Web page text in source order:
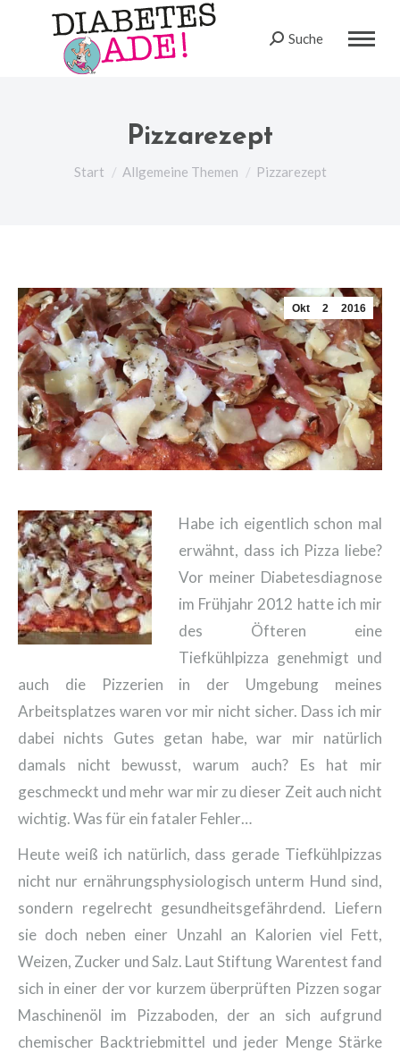
Search:
Suche
Pizzarezept
Sie befinden sich hier:
Start Allgemeine Themen Pizzarezept
Okt 2 2016
Habe ich eigentlich schon mal
erwähnt, dass ich Pizza liebe?
Vor meiner Diabetesdiagnose
im Frühjahr 2012 hatte ich mir
des Öfteren eine
Tiefkühlpizza genehmigt und
auch die Pizzerien in der Umgebung meines
Arbeitsplatzes waren vor mir nicht sicher. Dass ich mir
dabei nichts Gutes getan habe, war mir natürlich
damals nicht bewusst, warum auch? Es hat mir
geschmeckt und mehr war mir zu dieser Zeit auch nicht
wichtig. Was für ein fataler Fehler…
Heute weiß ich natürlich, dass gerade Tiefkühlpizzas
nicht nur ernährungsphysiologisch unterm Hund sind,
sondern regelrecht gesundheitsgefährdend. Liefern
sie doch neben einer Unzahl an Kalorien viel Fett,
Weizen, Zucker und Salz. Laut Stiftung Warentest fand
sich in einer der vor kurzem überprüften Pizzen sogar
Maschinenöl im Pizzaboden, der an sich aufgrund
chemischer Backtriebmittel und jeder Menge Stärke